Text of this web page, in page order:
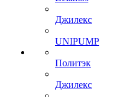
Джилекс
UNIPUMP
Политэк
Джилекс